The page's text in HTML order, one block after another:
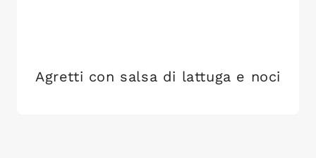
Agretti con salsa di lattuga e noci